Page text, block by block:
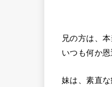
兄の方は、本
いつも何か
妹は、素直な